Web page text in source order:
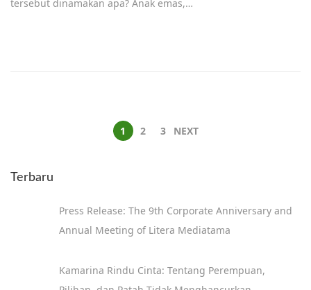
tersebut dinamakan apa? Anak emas,…
1 2 3 NEXT
Terbaru
Press Release: The 9th Corporate Anniversary and
Annual Meeting of Litera Mediatama
Kamarina Rindu Cinta: Tentang Perempuan,